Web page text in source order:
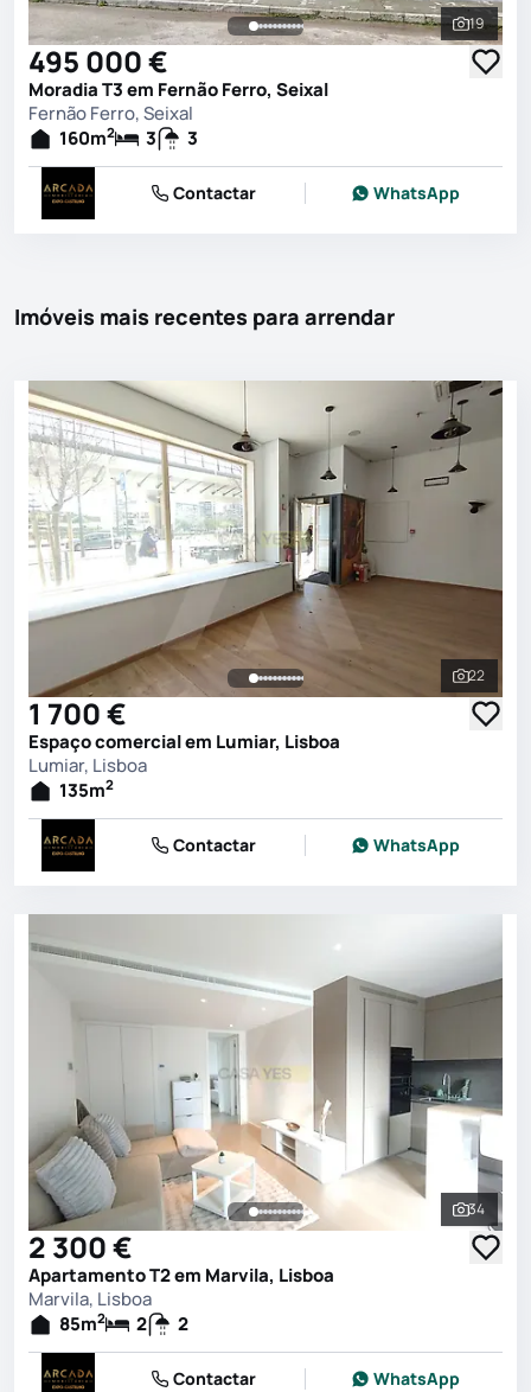
Ver
19
495 000 €
Moradia T3 em Fernão Ferro, Seixal
Fernão Ferro, Seixal
160m2 3 3
Contactar WhatsApp
Imóveis mais recentes para arrendar
Ver
22
1 700 €
Espaço comercial em Lumiar, Lisboa
Lumiar, Lisboa
135m2
Contactar WhatsApp
Ver
34
2 300 €
Apartamento T2 em Marvila, Lisboa
Marvila, Lisboa
85m2 2 2
Contactar WhatsApp